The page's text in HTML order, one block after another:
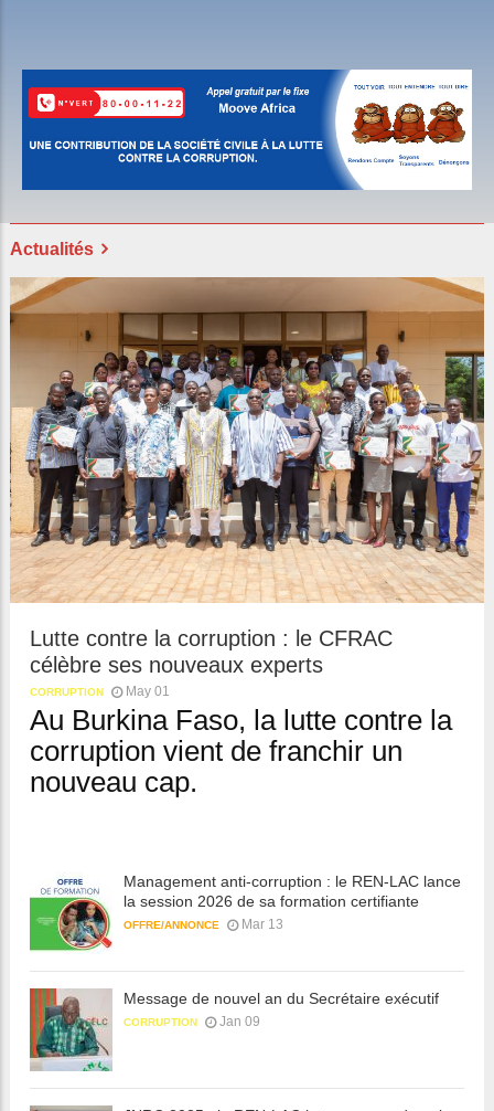
Actualités
Lutte contre la corruption : le CFRAC
célèbre ses nouveaux experts
CORRUPTION May 01
Au Burkina Faso, la lutte contre la
corruption vient de franchir un
nouveau cap.
Management anti-corruption : le REN-LAC lance
la session 2026 de sa formation certifiante
OFFRE/ANNONCE Mar 13
Message de nouvel an du Secrétaire exécutif
CORRUPTION Jan 09